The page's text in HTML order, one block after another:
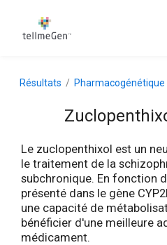
Résultats Pharmacogénétique
Le zuclopenthixol est un
le traitement de la
subchronique. En fonction
présenté dans le gène
une capacité de
bénéficier d'une meilleure
médicament.